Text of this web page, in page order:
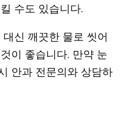
수도 있습니다.
신 깨끗한 물로 씻어
이 좋습니다. 만약 눈
안과 전문의와 상담하